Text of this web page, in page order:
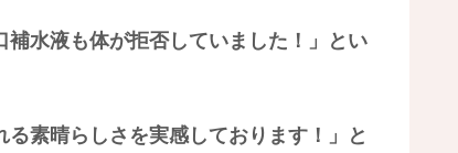
補水液も体が拒否していました！」とい
素晴らしさを実感しております！」と